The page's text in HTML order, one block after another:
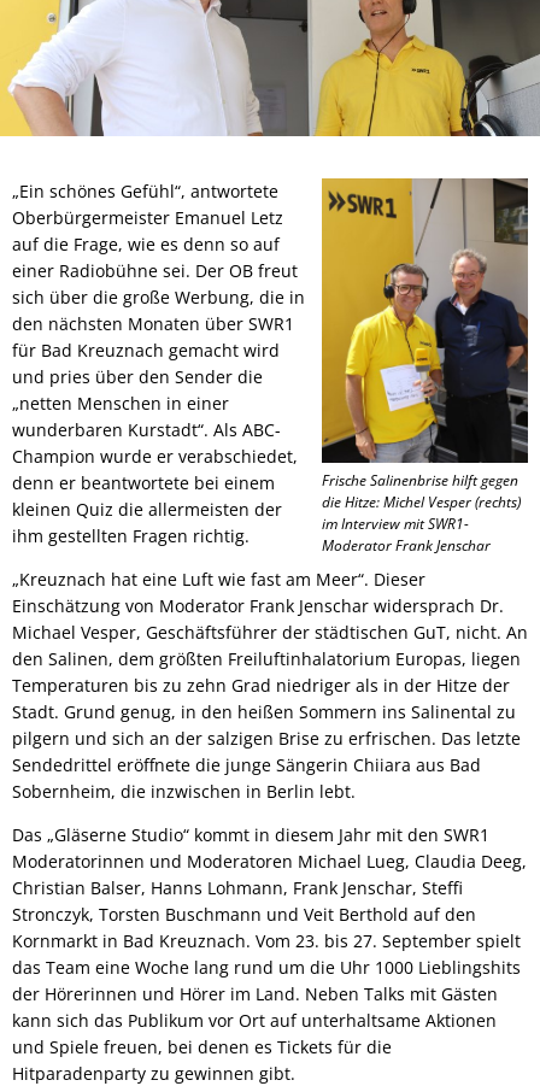
Frische Salinenbrise hilft gegen
die Hitze: Michel Vesper (rechts)
im Interview mit SWR1-
Moderator Frank Jenschar
„Ein schönes Gefühl“, antwortete
Oberbürgermeister Emanuel Letz
auf die Frage, wie es denn so auf
einer Radiobühne sei. Der OB freut
sich über die große Werbung, die in
den nächsten Monaten über SWR1
für Bad Kreuznach gemacht wird
und pries über den Sender die
„netten Menschen in einer
wunderbaren Kurstadt“. Als ABC-
Champion wurde er verabschiedet,
denn er beantwortete bei einem
kleinen Quiz die allermeisten der
ihm gestellten Fragen richtig.
„Kreuznach hat eine Luft wie fast am Meer“. Dieser
Einschätzung von Moderator Frank Jenschar widersprach Dr.
Michael Vesper, Geschäftsführer der städtischen GuT, nicht. An
den Salinen, dem größten Freiluftinhalatorium Europas, liegen
Temperaturen bis zu zehn Grad niedriger als in der Hitze der
Stadt. Grund genug, in den heißen Sommern ins Salinental zu
pilgern und sich an der salzigen Brise zu erfrischen. Das letzte
Sendedrittel eröffnete die junge Sängerin Chiiara aus Bad
Sobernheim, die inzwischen in Berlin lebt.
Das „Gläserne Studio“ kommt in diesem Jahr mit den SWR1
Moderatorinnen und Moderatoren Michael Lueg, Claudia Deeg,
Christian Balser, Hanns Lohmann, Frank Jenschar, Steffi
Stronczyk, Torsten Buschmann und Veit Berthold auf den
Kornmarkt in Bad Kreuznach. Vom 23. bis 27. September spielt
das Team eine Woche lang rund um die Uhr 1000 Lieblingshits
der Hörerinnen und Hörer im Land. Neben Talks mit Gästen
kann sich das Publikum vor Ort auf unterhaltsame Aktionen
und Spiele freuen, bei denen es Tickets für die
Hitparadenparty zu gewinnen gibt.